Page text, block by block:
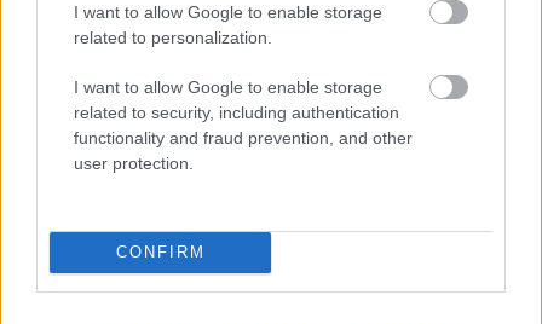
I want to allow Google to enable storage
related to personalization.
I want to allow Google to enable storage
related to security, including authentication
functionality and fraud prevention, and other
user protection.
CONFIRM
Δεκεμβρίου, οπότε
Ocinεμφανίζεται στο Steam, ξεκινώντας